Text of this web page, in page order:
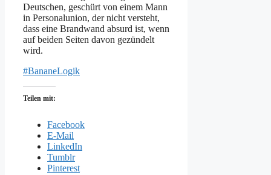
Deutschen, geschürt von einem Mann
in Personalunion, der nicht versteht,
dass eine Brandwand absurd ist, wenn
auf beiden Seiten davon gezündelt
wird.
#BananeLogik
Teilen mit:
Facebook
E-Mail
LinkedIn
Tumblr
Pinterest